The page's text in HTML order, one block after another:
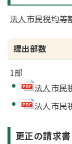
法人市民税均等
提出部数
1部
法人市民
法人市民
更正の請求書